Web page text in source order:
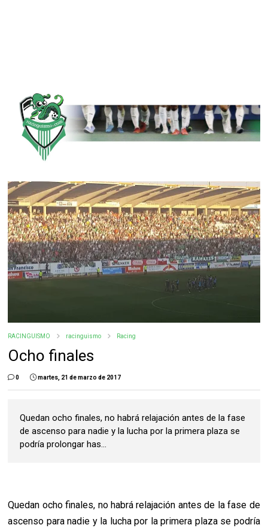
RACINGUISMO racinguismo Racing
Ocho finales
0 martes, 21 de marzo de 2017
Quedan ocho finales, no habrá relajación antes de la fase
de ascenso para nadie y la lucha por la primera plaza se
podría prolongar has...
Quedan ocho finales, no habrá relajación antes de la fase de
ascenso para nadie y la lucha por la primera plaza se podría